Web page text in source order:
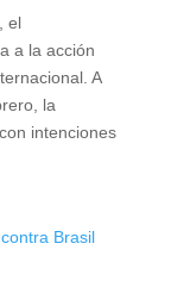
el
a la acción
A
la
intenciones